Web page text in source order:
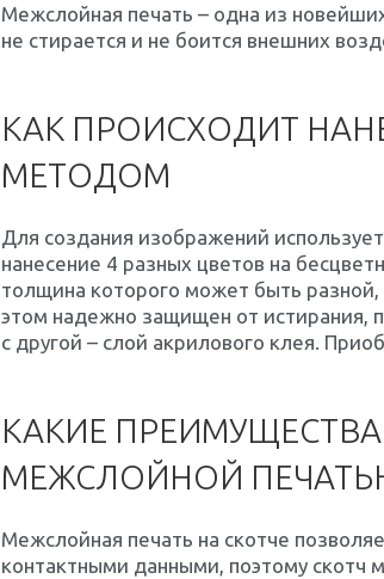
Межслойная печать – одна из
не стирается и не боится внешних
КАК ПРОИСХОДИТ
МЕТОДОМ
Для создания изображений
нанесение 4 разных цветов на
толщина которого может быть разной,
этом надежно защищен от истирания,
с другой – слой акрилового клея.
КАКИЕ
МЕЖСЛОЙНОЙ
Межслойная печать на скотче
контактными данными, поэтому скотч